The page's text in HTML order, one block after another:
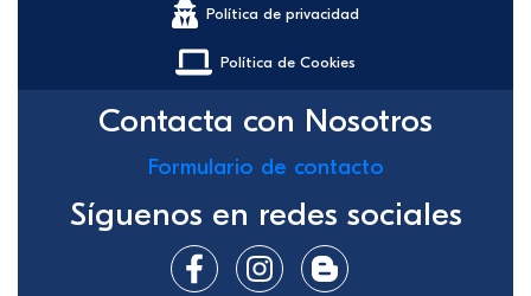
Política de privacidad
Política de Cookies
Contacta con Nosotros
Formulario de contacto
Síguenos en redes sociales